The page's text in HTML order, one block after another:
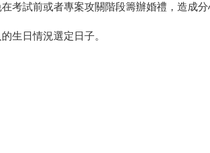
考試前或者專案攻關階段籌辦婚禮，造成分
生日情況選定日子。